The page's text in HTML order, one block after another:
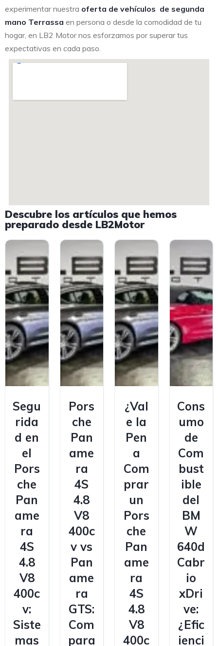
experimentar nuestra oferta de vehículos de segunda
mano Terrassa en persona o desde la comodidad de tu
hogar, en LB2 Motor nos esforzamos por superar tus
expectativas en cada paso.
Descubre los artículos que hemos
preparado desde LB2Motor
Segu
rida
d en
el
Pors
che
Pan
ame
ra
4S
4.8
V8
400c
v:
Siste
mas
Pors
che
Pan
ame
ra
4S
4.8
V8
400c
v vs
Pan
ame
ra
GTS:
Com
para
¿Val
e la
Pen
a
Com
prar
un
Pors
che
Pan
ame
ra
4S
4.8
V8
400c
Cons
umo
de
Com
bust
ible
del
BM
W
640d
Cabr
io
xDri
ve:
¿Efic
ienci